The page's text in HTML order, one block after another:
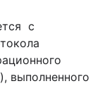
с
выполненного